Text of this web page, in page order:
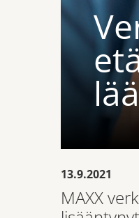
13.9.2021
MAXX